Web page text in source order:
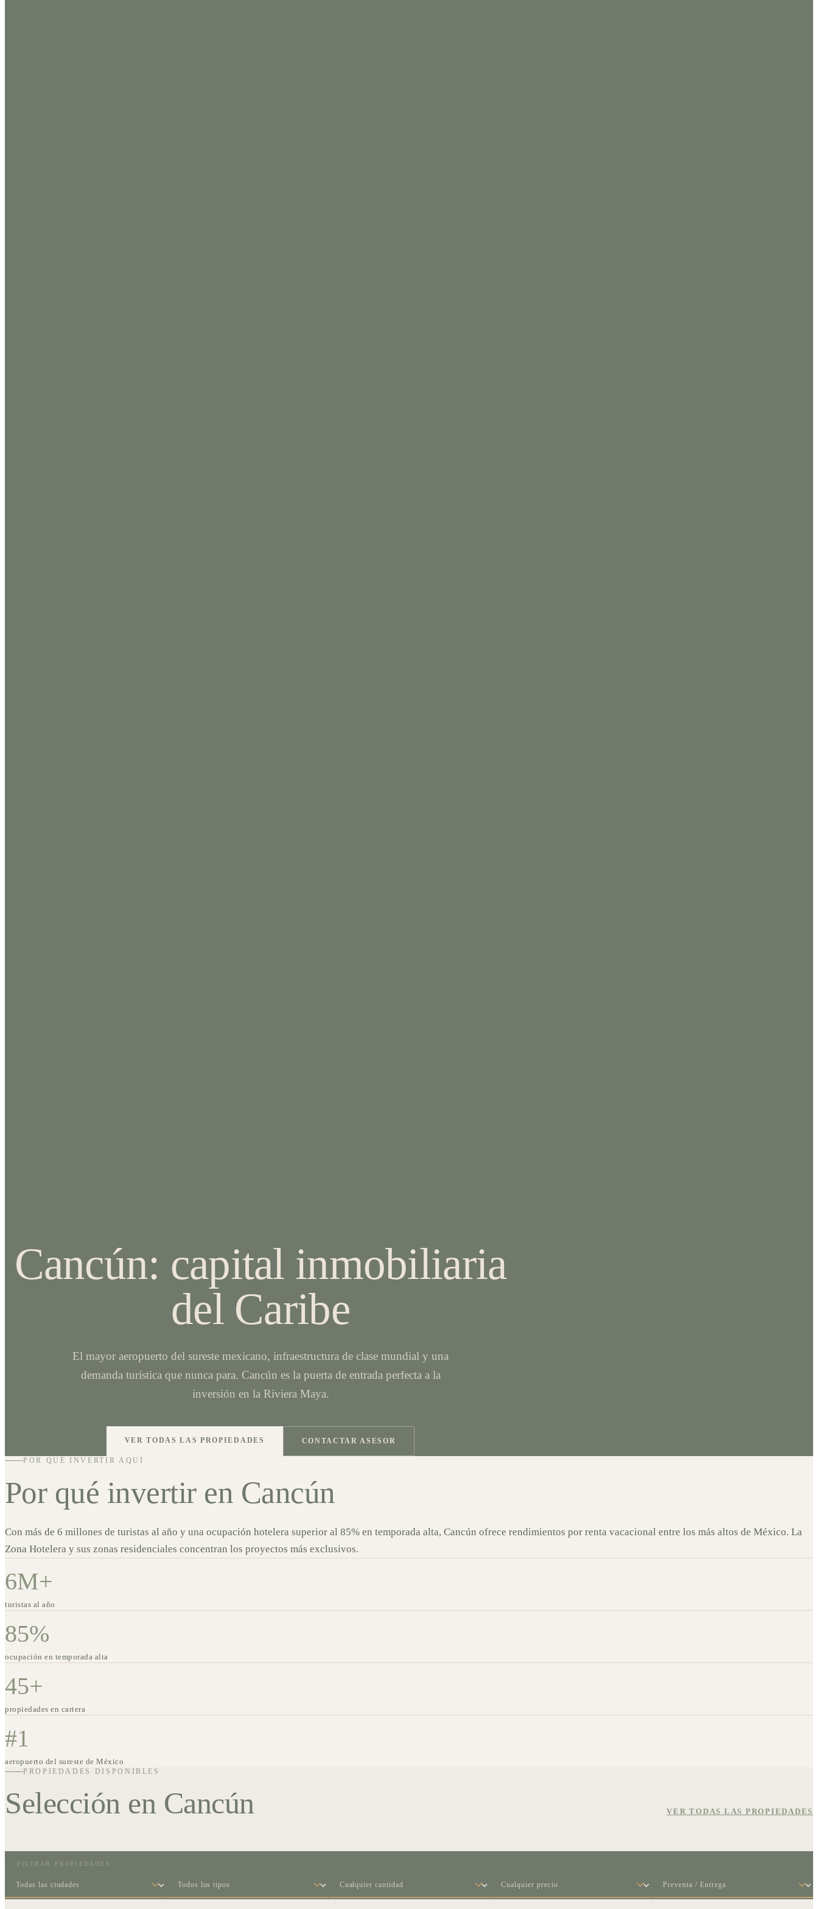
Cancún: capital inmobiliaria
del Caribe
El mayor aeropuerto del sureste mexicano, infraestructura de clase mundial y una
demanda turística que nunca para. Cancún es la puerta de entrada perfecta a la
inversión en la Riviera Maya.
VER TODAS LAS PROPIEDADES CONTACTAR ASESOR
POR QUÉ INVERTIR AQUÍ
Por qué invertir en Cancún
Con más de 6 millones de turistas al año y una ocupación hotelera superior al 85% en temporada alta, Cancún ofrece rendimientos por renta vacacional entre los más altos de México. La
Zona Hotelera y sus zonas residenciales concentran los proyectos más exclusivos.
6M+
turistas al año
85%
ocupación en temporada alta
45+
propiedades en cartera
#1
aeropuerto del sureste de México
PROPIEDADES DISPONIBLES
Selección en Cancún VER TODAS LAS PROPIEDADES
FILTRAR PROPIEDADES